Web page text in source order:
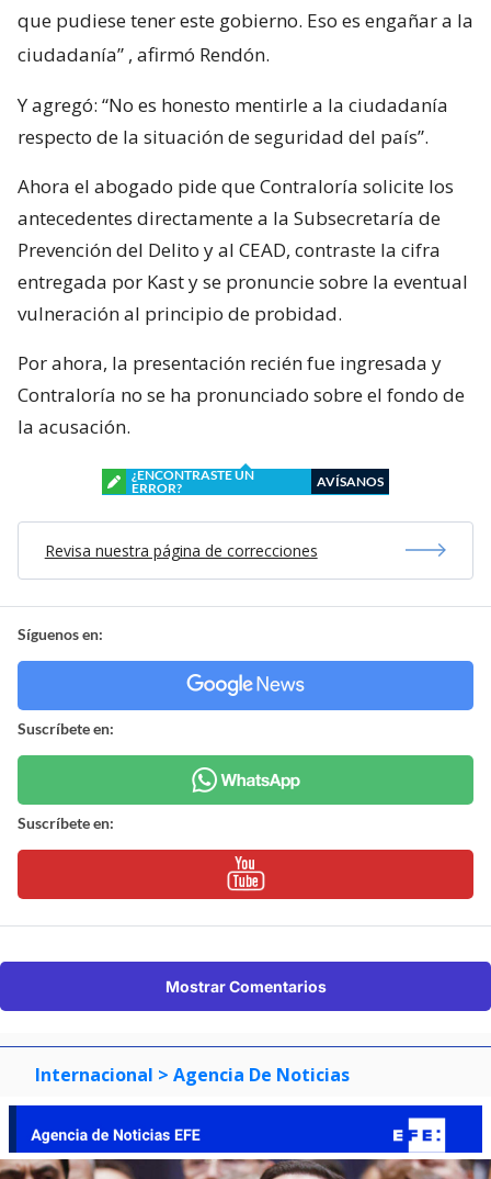
que pudiese tener este gobierno. Eso es engañar a la
ciudadanía” , afirmó Rendón.
Y agregó: “No es honesto mentirle a la ciudadanía
respecto de la situación de seguridad del país”.
Ahora el abogado pide que Contraloría solicite los
antecedentes directamente a la Subsecretaría de
Prevención del Delito y al CEAD, contraste la cifra
entregada por Kast y se pronuncie sobre la eventual
vulneración al principio de probidad.
Por ahora, la presentación recién fue ingresada y
Contraloría no se ha pronunciado sobre el fondo de
la acusación.
¿ENCONTRASTE UN
ERROR?
AVÍSANOS
Revisa nuestra página de correcciones
Síguenos en:
Suscríbete en:
Suscríbete en:
Mostrar Comentarios
Internacional > Agencia De Noticias